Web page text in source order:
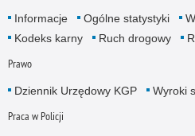
Informacje Ogólne statystyki
Kodeks karny
Ruch drogowy
Prawo
Dziennik Urzędowy KGP Wyroki
Praca w Policji